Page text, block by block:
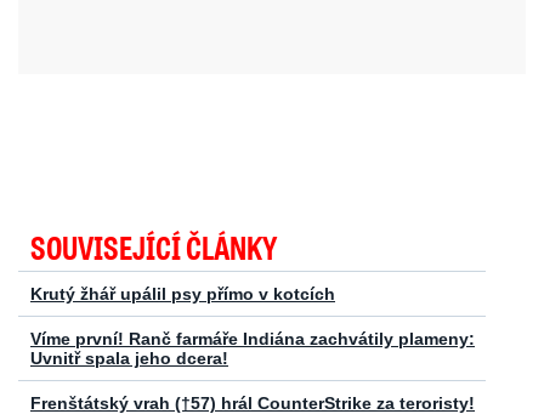
SOUVISEJÍCÍ ČLÁNKY
Krutý žhář upálil psy přímo v kotcích
Víme první! Ranč farmáře Indiána zachvátily plameny:
Uvnitř spala jeho dcera!
Frenštátský vrah (†57) hrál CounterStrike za teroristy!